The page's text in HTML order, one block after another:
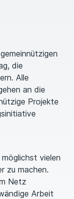
die
Alle
an die
Projekte
vielen
zu machen.
Netz
Arbeit